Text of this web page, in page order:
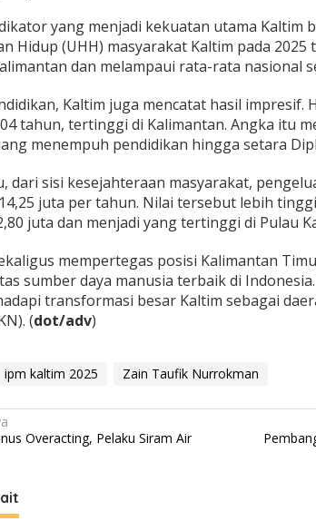
yang menjadi kekuatan utama Kaltim
Hidup (UHH) masyarakat Kaltim pada 2025
dan melampaui rata-rata nasional
Kaltim juga mencatat hasil impresif.
tahun, tertinggi di Kalimantan. Angka itu
menempuh pendidikan hingga setara
dari sisi kesejahteraan masyarakat,
juta per tahun. Nilai tersebut lebih
juta dan menjadi yang tertinggi di Pulau
mempertegas posisi Kalimantan
sumber daya manusia terbaik di
transformasi besar Kaltim sebagai
(dot/adv)
ipm kaltim 2025 Zain Taufik Nurrokman
Overacting, Pelaku Siram Air